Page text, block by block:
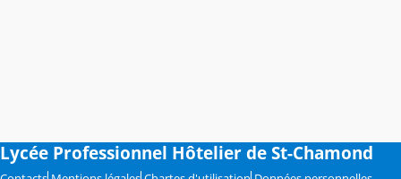
Lycée Professionnel Hôtelier de St-Chamond